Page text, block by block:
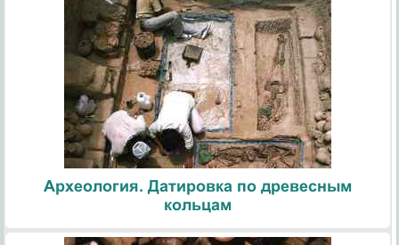
Археология. Датировка по древесным
кольцам